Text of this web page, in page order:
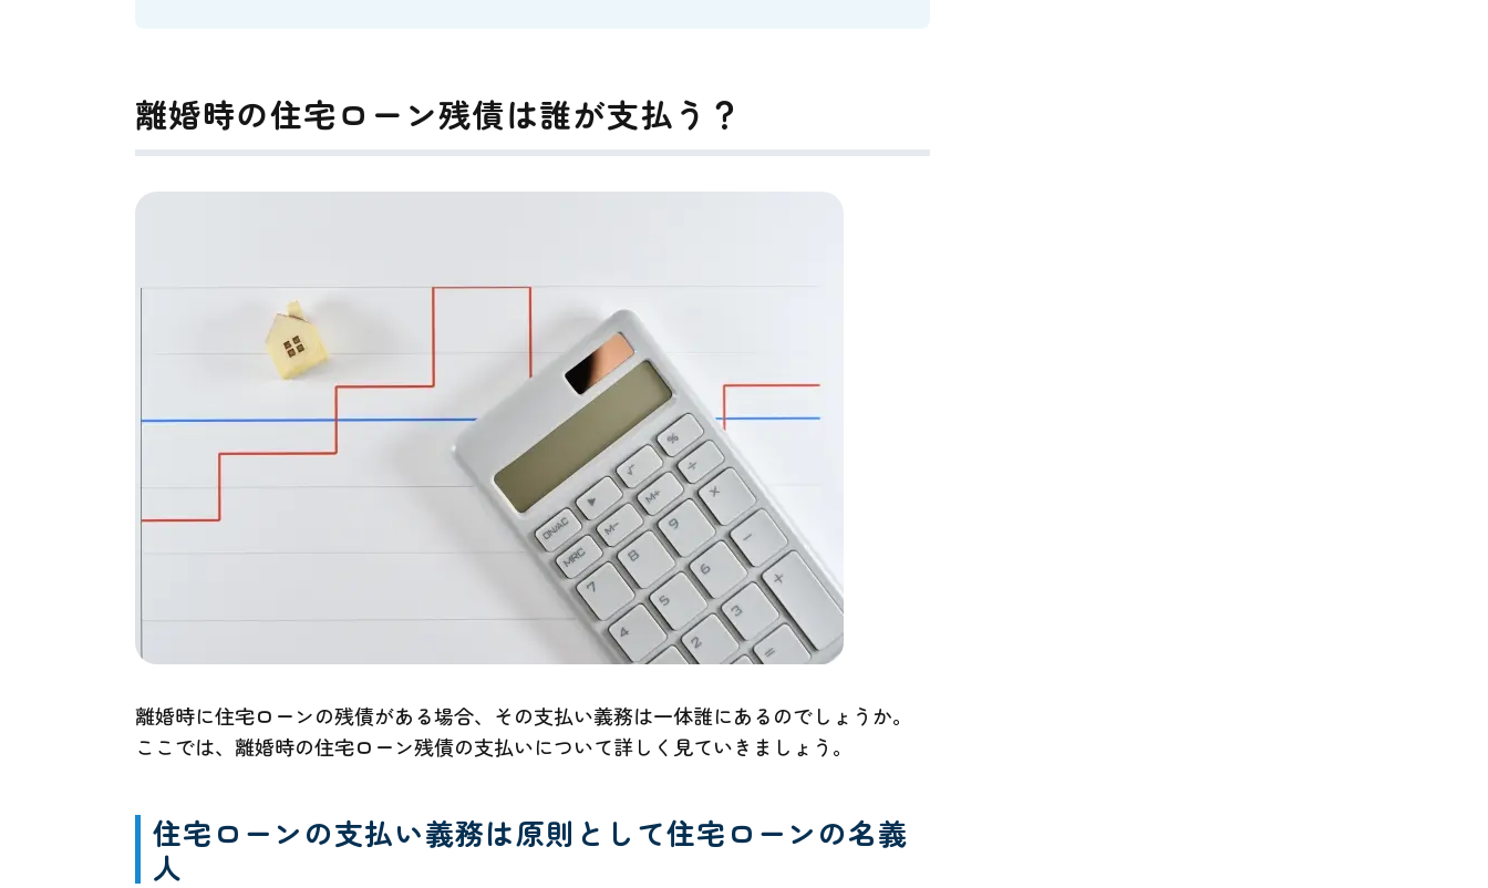
離婚時の住宅ローン残債は誰が支払う？
離婚時に住宅ローンの残債がある場合、その支払い義務は一体誰にあるのでしょうか。
ここでは、離婚時の住宅ローン残債の支払いについて詳しく見ていきましょう。
住宅ローンの支払い義務は原則として住宅ローンの名義
人